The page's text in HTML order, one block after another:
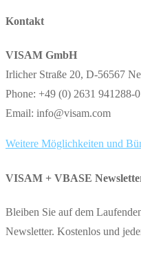
Kontakt
VISAM GmbH
Irlicher Straße 20, D-56567
Phone: +49 (0) 2631 941288-0
Email: info@visam.com
Weitere Möglichkeiten und
VISAM + VBASE
Bleiben Sie auf dem
Newsletter. Kostenlos und